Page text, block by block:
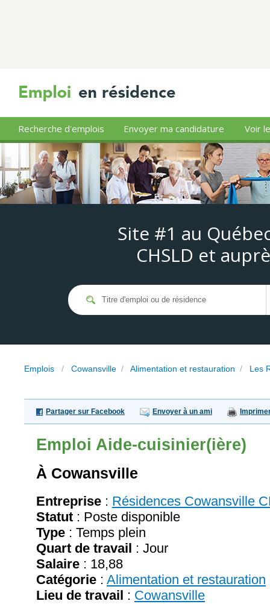
Recherche d'emplois Envoyer ma candidature Voir
Site #1 au
CHSLD et
Emplois / Cowansville / Alimentation et restauration / Les
Partager sur Facebook Envoyer à un ami
Emploi Aide-cuisinier(ière)
À Cowansville
Entreprise : Résidences Cowansville
Statut : Poste disponible
Type : Temps plein
Quart de travail : Jour
Salaire : 18,88
Catégorie : Alimentation et restauration
Lieu de travail : Cowansville